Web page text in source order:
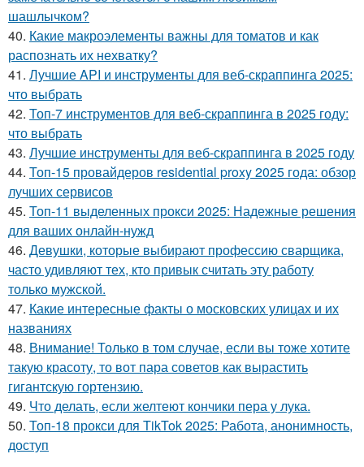
шашлычком?
40. Какие макроэлементы важны для томатов и как
распознать их нехватку?
41. Лучшие API и инструменты для веб-скраппинга 2025:
что выбрать
42. Топ-7 инструментов для веб-скраппинга в 2025 году:
что выбрать
43. Лучшие инструменты для веб-скраппинга в 2025 году
44. Топ-15 провайдеров residential proxy 2025 года: обзор
лучших сервисов
45. Топ-11 выделенных прокси 2025: Надежные решения
для ваших онлайн-нужд
46. Девушки, которые выбирают профессию сварщика,
часто удивляют тех, кто привык считать эту работу
только мужской.
47. Какие интересные факты о московских улицах и их
названиях
48. Внимание! Только в том случае, если вы тоже хотите
такую красоту, то вот пара советов как вырастить
гигантскую гортензию.
49. Что делать, если желтеют кончики пера у лука.
50. Топ-18 прокси для TikTok 2025: Работа, анонимность,
доступ